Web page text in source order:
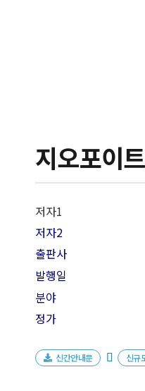
지오포이
저자1
저자2
출판사
발행일
분야
정가
신간안내문 신규